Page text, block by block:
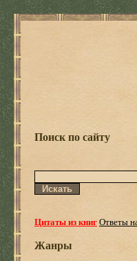
Поиск по сайту
Цитаты из книгОтветы
Жанры